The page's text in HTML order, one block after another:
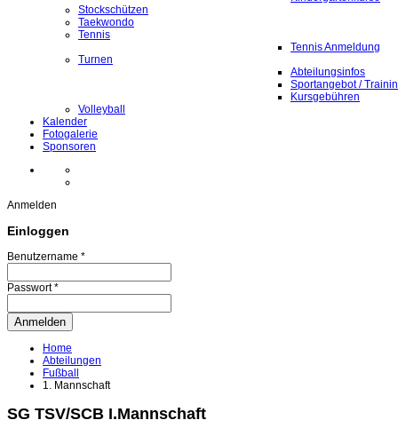
Stockschützen
Taekwondo
Tennis
Tennis Anmeldung
Turnen
Abteilungsinfos
Sportangebot /
Kursgebühren
Volleyball
Kalender
Fotogalerie
Sponsoren
Anmelden
Einloggen
Benutzername *
Passwort *
Home
Abteilungen
Fußball
1. Mannschaft
SG TSV/SCB I.Mannschaft